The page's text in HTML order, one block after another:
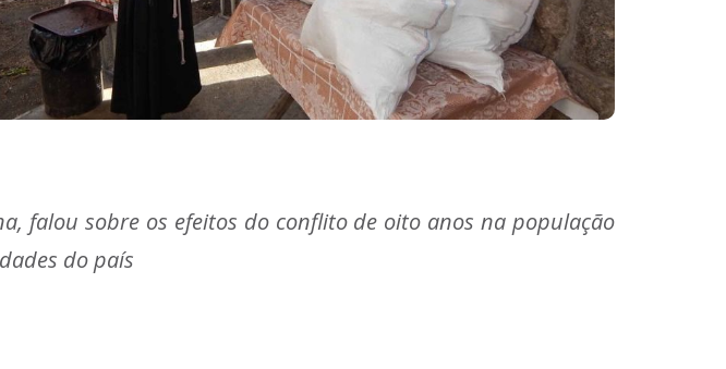
falou sobre os efeitos do conflito de oito anos na população
do país